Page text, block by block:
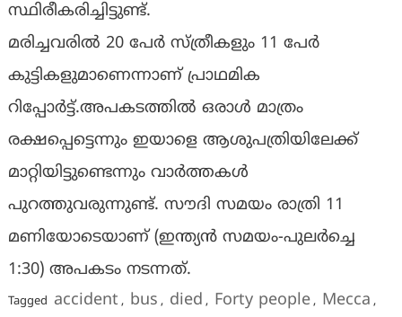
സ്ഥിരീകരിച്ചിട്ടുണ്ട്.
മരിച്ചവരിൽ 20 പേർ സ്ത്രീകളും 11 പേർ
കുട്ടികളുമാണെന്നാണ് പ്രാഥമിക
റിപ്പോർട്ട്.അപകടത്തിൽ ഒരാൾ മാത്രം
രക്ഷപ്പെട്ടെന്നും ഇയാളെ ആശുപത്രിയിലേക്ക്
മാറ്റിയിട്ടുണ്ടെന്നും വാർത്തകൾ
പുറത്തുവരുന്നുണ്ട്. സൗദി സമയം രാത്രി 11
മണിയോടെയാണ് (ഇന്ത്യന്‍ സമയം-പുലര്‍ച്ചെ
1:30) അപകടം നടന്നത്.
Tagged accident , bus , died , Forty people, Mecca ,